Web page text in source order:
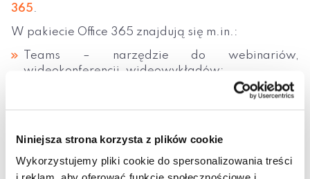
Niniejsza strona korzysta z plików cookie
Wykorzystujemy pliki cookie do spersonalizowania treści
365.
W pakiecie Office 365 znajdują się m.in.:
Teams – narzędzie do webinariów,
wideokonferencji, wideowykładów;
Outlook – poczta e-mail;
SharePoint;